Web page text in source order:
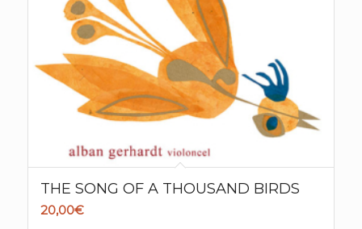
THE SONG OF A THOUSAND BIRDS
20,00€